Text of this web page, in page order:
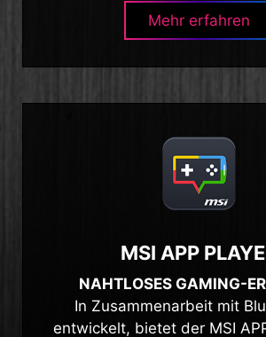
Mehr erfahren
MSI APP
NAHTLOSES GAMING-
In Zusammenarbeit mit
entwickelt, bietet der MSI